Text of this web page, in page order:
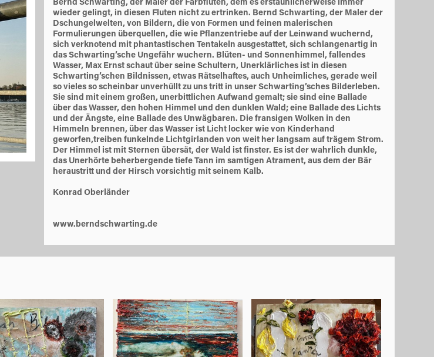
Bernd Schwarting, der Maler der Farbﬂuten, dem es erstaunlicherweise immer
wieder gelingt, in diesen Fluten nicht zu ertrinken. Bernd Schwarting, der Maler der
Dschungelwelten, von Bildern, die von Formen und feinen malerischen
Formulierungen überquellen, die wie Pﬂanzentriebe auf der Leinwand wuchernd,
sich verknotend mit phantastischen Tentakeln ausgestattet, sich schlangenartig in
das Schwarting’sche Ungefähr wuchern. Blüten- und Sonnenhimmel, fallendes
Wasser, Max Ernst schaut über seine Schultern, Unerklärliches ist in diesen
Schwarting’schen Bildnissen, etwas Rätselhaftes, auch Unheimliches, gerade weil
so vieles so scheinbar unverhüllt zu uns tritt in unser Schwarting’sches Bilderleben.
Sie sind mit einem großen, unerbittlichen Aufwand gemalt; sie sind eine Ballade
über das Wasser, den hohen Himmel und den dunklen Wald; eine Ballade des Lichts
und der Ängste, eine Ballade des Unwägbaren. Die fransigen Wolken in den
Himmeln brennen, über das Wasser ist Licht locker wie von Kinderhand
geworfen,treiben funkelnde Lichtgirlanden von weit her langsam auf trägem Strom.
Der Himmel ist mit Sternen übersät, der Wald ist ﬁnster. Es ist der wahrlich dunkle,
das Unerhörte beherbergende tiefe Tann im samtigen Atrament, aus dem der Bär
heraustritt und der Hirsch vorsichtig mit seinem Kalb.
Konrad Oberländer
www.berndschwarting.de